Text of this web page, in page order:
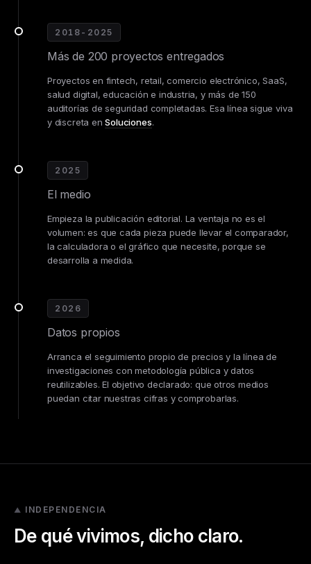
2018-2025
Más de 200 proyectos entregados
Proyectos en fintech, retail, comercio electrónico, SaaS,
salud digital, educación e industria, y más de 150
auditorías de seguridad completadas. Esa línea sigue viva
y discreta enSoluciones.
2025
El medio
Empieza la publicación editorial. La ventaja no es el
volumen: es que cada pieza puede llevar el comparador,
la calculadora o el gráfico que necesite, porque se
desarrolla a medida.
2026
Datos propios
Arranca el seguimiento propio de precios y la línea de
investigaciones con metodología pública y datos
reutilizables. El objetivo declarado: que otros medios
puedan citar nuestras cifras y comprobarlas.
INDEPENDENCIA
De qué vivimos, dicho claro.